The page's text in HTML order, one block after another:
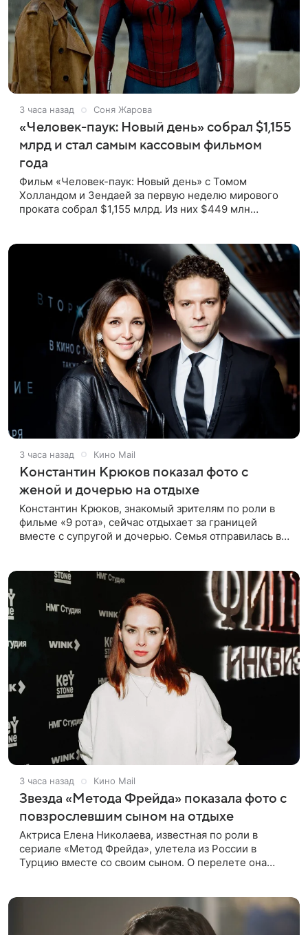
3 часа назад Соня Жарова
«Человек-паук: Новый день» собрал $1,155
млрд и стал самым кассовым фильмом
года
Фильм «Человек-паук: Новый день» с Томом
Холландом и Зендаей за первую неделю мирового
проката собрал $1,155 млрд. Из них $449 млн
3 часа назад Кино Mail
Константин Крюков показал фото с
женой и дочерью на отдыхе
Константин Крюков, знакомый зрителям по роли в
фильме «9 рота», сейчас отдыхает за границей
вместе с супругой и дочерью. Семья отправилась в
3 часа назад Кино Mail
Звезда «Метода Фрейда» показала фото с
повзрослевшим сыном на отдыхе
Актриса Елена Николаева, известная по роли в
сериале «Метод Фрейда», улетела из России в
Турцию вместе со своим сыном. О перелете она